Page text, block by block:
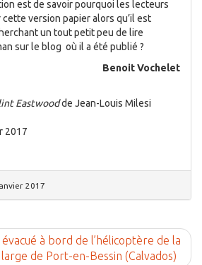
est de savoir pourquoi les lecteurs
version papier alors qu’il est
un tout petit peu de lire
sur le blog où il a été publié ?
Benoit Vochelet
Eastwoodde Jean-Louis Milesi
2017
2017
à bord de l’hélicoptère de la
de Port-en-Bessin (Calvados)